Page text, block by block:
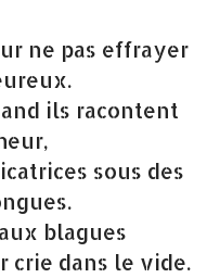
ne pas effrayer
ils racontent
sous des
blagues
crie dans le vide.